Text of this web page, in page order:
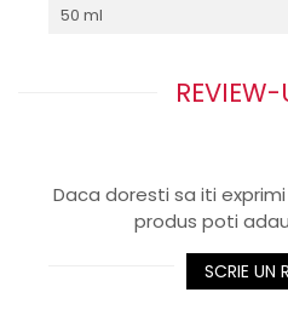
50 ml
REVIEW-
Daca doresti sa iti
produs poti
SCRIE UN